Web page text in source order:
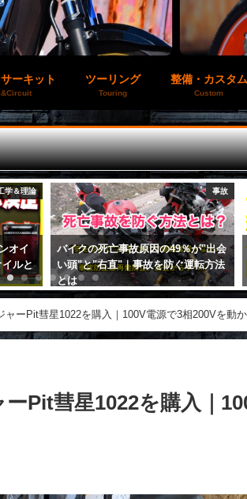
ーキット ツーリング
Touring
整備・カスタム
Custom
学＆理論
オイ
イルと
事故
バイクの死亡事故原因の49％が"出会
い頭"と"右直"｜事故を防ぐ運転方法
とは
ャーPit彗星1022を購入｜100V電源で3相200Vを動
Pit彗星1022を購入｜